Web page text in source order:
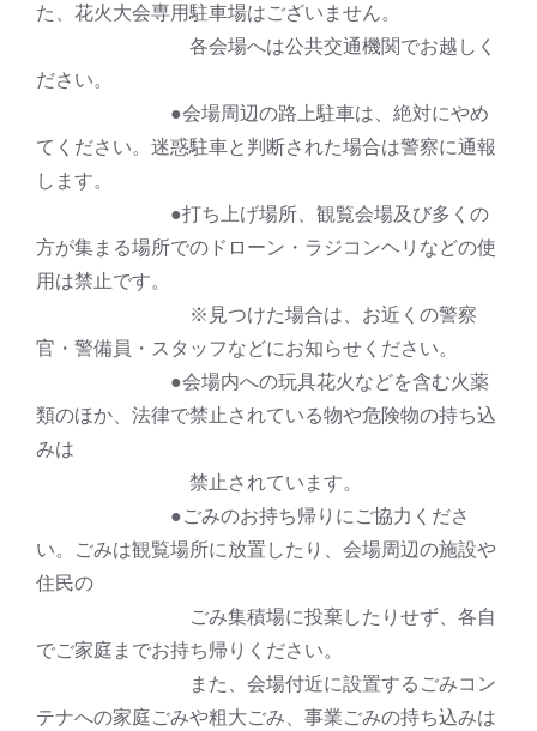
た、花火大会専用駐車場はございません。
各会場へは公共交通機関でお越しく
ださい。
●会場周辺の路上駐車は、絶対にやめ
てください。迷惑駐車と判断された場合は警察に通報
します。
●打ち上げ場所、観覧会場及び多くの
方が集まる場所でのドローン・ラジコンヘリなどの使
用は禁止です。
※見つけた場合は、お近くの警察
官・警備員・スタッフなどにお知らせください。
●会場内への玩具花火などを含む火薬
類のほか、法律で禁止されている物や危険物の持ち込
みは
禁止されています。
●ごみのお持ち帰りにご協力くださ
い。ごみは観覧場所に放置したり、会場周辺の施設や
住民の
ごみ集積場に投棄したりせず、各自
でご家庭までお持ち帰りください。
また、会場付近に設置するごみコン
テナへの家庭ごみや粗大ごみ、事業ごみの持ち込みは